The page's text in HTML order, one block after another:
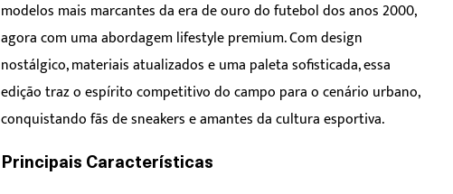
modelos mais marcantes da era de ouro do futebol dos anos 2000,
agora com uma abordagem lifestyle premium. Com design
nostálgico, materiais atualizados e uma paleta sofisticada, essa
edição traz o espírito competitivo do campo para o cenário urbano,
conquistando fãs de sneakers e amantes da cultura esportiva.
Principais Características